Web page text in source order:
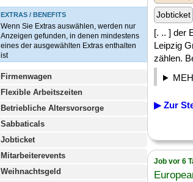
EXTRAS / BENEFITS
Wenn Sie Extras auswählen, werden nur
Anzeigen gefunden, in denen mindestens
eines der ausgewählten Extras enthalten
ist
Firmenwagen
Flexible Arbeitszeiten
Betriebliche Altersvorsorge
Sabbaticals
Jobticket
Mitarbeiterevents
Weihnachtsgeld
Jobticket
[. .. ] der
Leipzig
zählen.
▶ Zur
Job vor 6